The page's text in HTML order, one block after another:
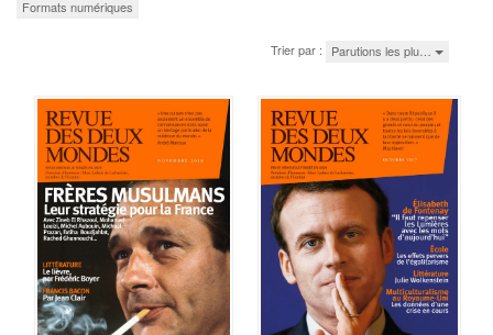
Formats numériques
Trier par : Parutions les plu…